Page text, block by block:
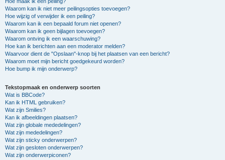
Waarom kan ik niet meer peilingsopties toevoegen?
Hoe wijzig of verwijder ik een peiling?
Waarom kan ik een bepaald forum niet openen?
Waarom kan ik geen bijlagen toevoegen?
Waarom ontving ik een waarschuwing?
Hoe kan ik berichten aan een moderator melden?
Waarvoor dient de "Opslaan"-knop bij het plaatsen van een bericht?
Waarom moet mijn bericht goedgekeurd worden?
Hoe bump ik mijn onderwerp?
Tekstopmaak en onderwerp soorten
Wat is BBCode?
Kan ik HTML gebruiken?
Wat zijn Smilies?
Kan ik afbeeldingen plaatsen?
Wat zijn globale mededelingen?
Wat zijn mededelingen?
Wat zijn sticky onderwerpen?
Wat zijn gesloten onderwerpen?
Wat zijn onderwerpiconen?